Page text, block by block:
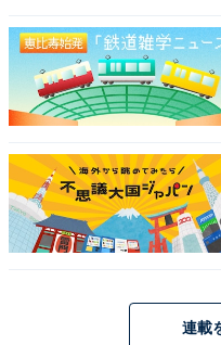
連載